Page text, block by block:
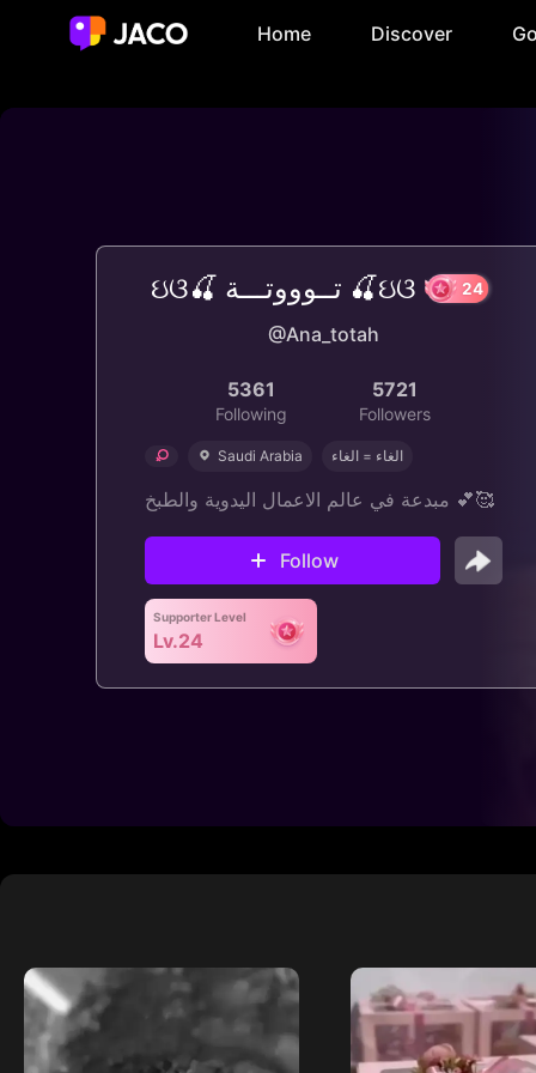
Home Discover
ઇଓ🍒 تــوووتـــة 🍒ઇଓ
@Ana_totah
5361
Following
5721
Followers
Saudi Arabia الغاء = الغاء
مبدعة في عالم الاعمال اليدوية والطبخ 💕🥰
Follow
Supporter Level
Lv.24